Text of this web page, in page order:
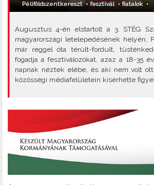
Péliföldszentkereszt•fesztivál •fiatalok •
Augusztus 4-én elstartolt a 3. STÉG
magyarországi letelepedésének helyén,
már reggel óta térült-fordult,
fogadja a fesztiválozókat, azaz a 18-35
napnak néztek elébe, és aki nem volt
közösségi médiafelületein kísérhette